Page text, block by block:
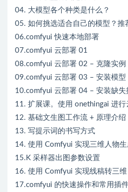
04. 大模型各个种类是什么？
05. 如何挑选适合自己的模型？推
06.comfyui 快速本地部署
07.comfyui 云部署 01
08.comfyui 云部署 02 – 克隆实例
09.comfyui 云部署 03 – 安装模型
10.comfyui 云部署 04 – 安装缺失
11. 扩展课。使用 onethingai 进行
12. 基础文生图工作流 + 原理介绍
13. 写提示词的书写方式
14. 使用 Comfyui 实现三维人物
15.K 采样器出图参数设置
16. 使用 Comfyui 实现线稿转三维
17.comfyui 的快速操作和常用插